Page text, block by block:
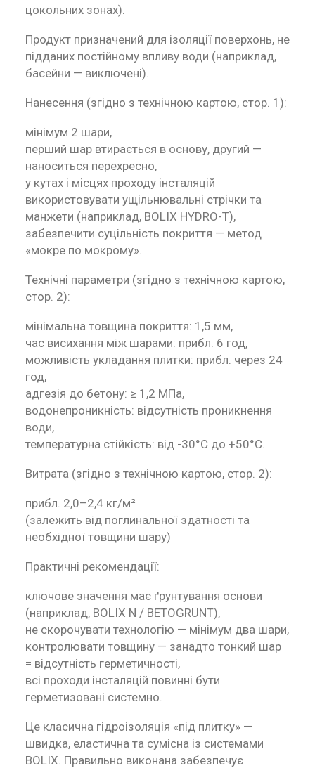
цокольних зонах).
Продукт призначений для ізоляції поверхонь, не
підданих постійному впливу води (наприклад,
басейни — виключені).
Нанесення (згідно з технічною картою, стор. 1):
мінімум 2 шари,
перший шар втирається в основу, другий —
наноситься перехресно,
у кутах і місцях проходу інсталяцій
використовувати ущільнювальні стрічки та
манжети (наприклад, BOLIX HYDRO-T),
забезпечити суцільність покриття — метод
«мокре по мокрому».
Технічні параметри (згідно з технічною картою,
стор. 2):
мінімальна товщина покриття: 1,5 мм,
час висихання між шарами: прибл. 6 год,
можливість укладання плитки: прибл. через 24
год,
адгезія до бетону: ≥ 1,2 МПа,
водонепроникність: відсутність проникнення
води,
температурна стійкість: від -30°C до +50°C.
Витрата (згідно з технічною картою, стор. 2):
прибл. 2,0–2,4 кг/м²
(залежить від поглинальної здатності та
необхідної товщини шару)
Практичні рекомендації:
ключове значення має ґрунтування основи
(наприклад, BOLIX N / BETOGRUNT),
не скорочувати технологію — мінімум два шари,
контролювати товщину — занадто тонкий шар
= відсутність герметичності,
всі проходи інсталяцій повинні бути
герметизовані системно.
Це класична гідроізоляція «під плитку» —
швидка, еластична та сумісна із системами
BOLIX. Правильно виконана забезпечує